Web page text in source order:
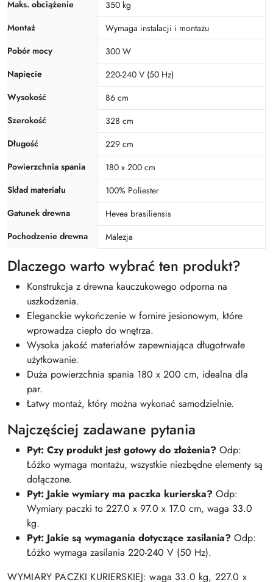
Maks. obciążenie
350 kg
Montaż
Wymaga instalacji i montażu
Pobór mocy
300 W
Napięcie
220-240 V (50 Hz)
Wysokość
86 cm
Szerokość
328 cm
Długość
229 cm
Powierzchnia spania
180 x 200 cm
Skład materiału
100% Poliester
Gatunek drewna
Hevea brasiliensis
Pochodzenie drewna
Malezja
Dlaczego warto wybrać ten produkt?
Konstrukcja z drewna kauczukowego odporna na
uszkodzenia.
Eleganckie wykończenie w fornire jesionowym, które
wprowadza ciepło do wnętrza.
Wysoka jakość materiałów zapewniająca długotrwałe
użytkowanie.
Duża powierzchnia spania 180 x 200 cm, idealna dla
par.
Łatwy montaż, który można wykonać samodzielnie.
Najczęściej zadawane pytania
Pyt: Czy produkt jest gotowy do złożenia? Odp:
Łóżko wymaga montażu, wszystkie niezbędne elementy są
dołączone.
Pyt: Jakie wymiary ma paczka kurierska? Odp:
Wymiary paczki to 227.0 x 97.0 x 17.0 cm, waga 33.0
kg.
Pyt: Jakie są wymagania dotyczące zasilania? Odp:
Łóżko wymaga zasilania 220-240 V (50 Hz).
WYMIARY PACZKI KURIERSKIEJ: waga 33.0 kg, 227.0 x